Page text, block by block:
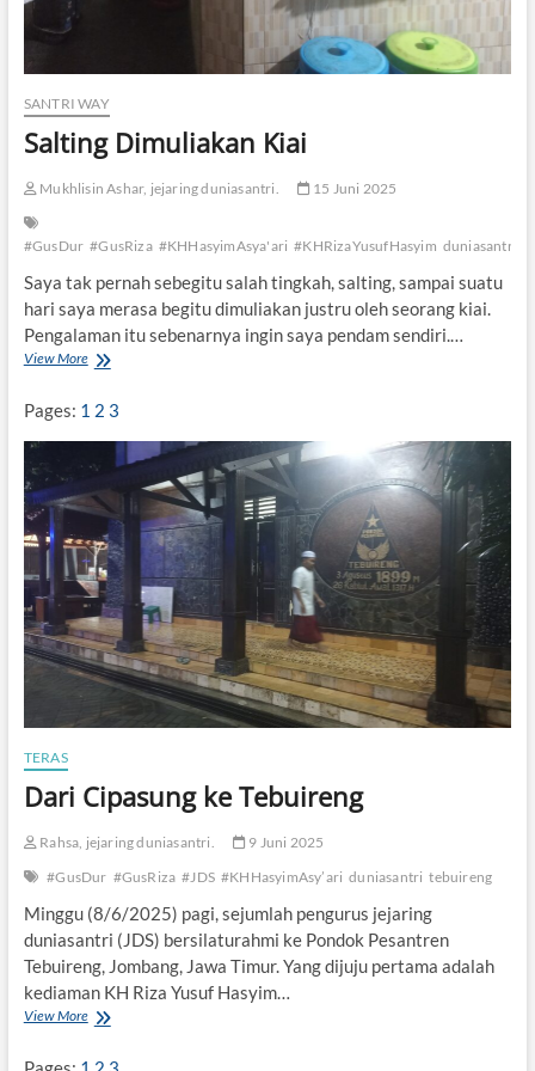
SANTRI WAY
Salting Dimuliakan Kiai
Mukhlisin Ashar, jejaring duniasantri. 15 Juni 2025
#GusDur #GusRiza #KHHasyimAsya'ari #KHRizaYusufHasyim duniasantri
Saya tak pernah sebegitu salah tingkah, salting, sampai suatu
hari saya merasa begitu dimuliakan justru oleh seorang kiai.
Pengalaman itu sebenarnya ingin saya pendam sendiri.…
View MoreS
t
i
n
D
m
u
l
i
a
k
a
K
i
Pages: 1 2 3
TERAS
Dari Cipasung ke Tebuireng
Rahsa, jejaring duniasantri.
9 Juni 2025
#GusDur #GusRiza #JDS #KHHasyimAsy’ari duniasantri tebuireng
Minggu (8/6/2025) pagi, sejumlah pengurus jejaring
duniasantri (JDS) bersilaturahmi ke Pondok Pesantren
Tebuireng, Jombang, Jawa Timur. Yang dijuju pertama adalah
kediaman KH Riza Yusuf Hasyim…
View MoreD